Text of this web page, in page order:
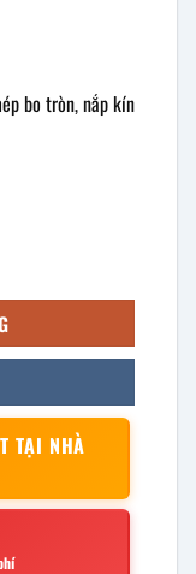
bo tròn, nắp kín
TẠI NHÀ